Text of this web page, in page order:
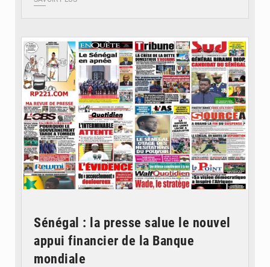
Sénégal : la presse salue le nouvel
appui financier de la Banque
mondiale